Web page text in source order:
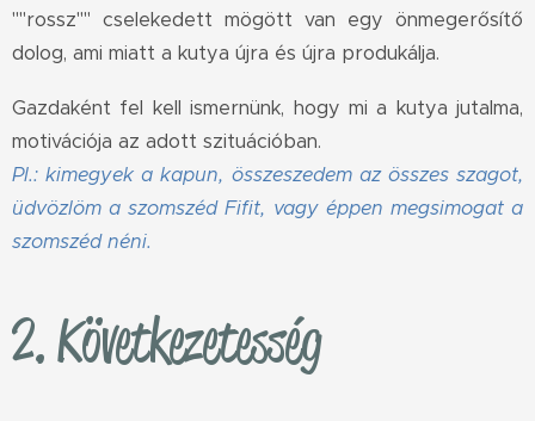
""rossz"" cselekedett mögött van egy önmegerősítő
dolog, ami miatt a kutya újra és újra produkálja.
Gazdaként fel kell ismernünk, hogy mi a kutya jutalma,
motivációja az adott szituációban.
Pl.: kimegyek a kapun, összeszedem az összes szagot,
üdvözlöm a szomszéd Fifit, vagy éppen megsimogat a
szomszéd néni.
2. Következetesség